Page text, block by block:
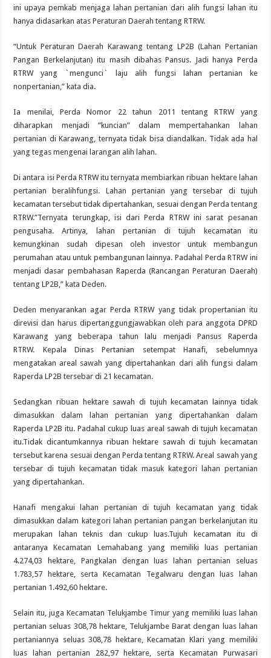
ini upaya pemkab menjaga lahan pertanian dari alih fungsi lahan itu
hanya didasarkan atas Peraturan Daerah tentang RTRW.
“Untuk Peraturan Daerah Karawang tentang LP2B (Lahan Pertanian
Pangan Berkelanjutan) itu masih dibahas Pansus. Jadi hanya Perda
RTRW yang `mengunci` laju alih fungsi lahan pertanian ke
nonpertanian,” kata dia.
Ia menilai, Perda Nomor 22 tahun 2011 tentang RTRW yang
diharapkan menjadi “kuncian” dalam mempertahankan lahan
pertanian di Karawang, ternyata tidak bisa diandalkan. Tidak ada hal
yang tegas mengenai larangan alih lahan.
Di antara isi Perda RTRW itu ternyata membiarkan ribuan hektare lahan
pertanian beralihfungsi. Lahan pertanian yang tersebar di tujuh
kecamatan tersebut tidak dipertahankan, sesuai dengan Perda tentang
RTRW.”Ternyata terungkap, isi dari Perda RTRW ini sarat pesanan
pengusaha. Artinya, lahan pertanian di tujuh kecamatan itu
kemungkinan sudah dipesan oleh investor untuk membangun
perumahan atau untuk pembangunan lainnya. Padahal Perda RTRW ini
menjadi dasar pembahasan Raperda (Rancangan Peraturan Daerah)
tentang LP2B,” kata Deden.
Deden menyarankan agar Perda RTRW yang tidak propertanian itu
direvisi dan harus dipertanggungjawabkan oleh para anggota DPRD
Karawang yang beberapa tahun lalu menjadi Pansus Raperda
RTRW. Kepala Dinas Pertanian setempat Hanafi, sebelumnya
mengatakan areal sawah yang dipertahankan dari alih fungsi dalam
Raperda LP2B tersebar di 21 kecamatan.
Sedangkan ribuan hektare sawah di tujuh kecamatan lainnya tidak
dimasukkan dalam lahan pertanian yang dipertahankan dalam
Raperda LP2B itu. Padahal cukup luas areal sawah di tujuh kecamatan
itu.Tidak dicantumkannya ribuan hektare sawah di tujuh kecamatan
tersebut karena sesuai dengan Perda tentang RTRW. Areal sawah yang
tersebar di tujuh kecamatan tidak masuk kategori lahan pertanian
yang dipertahankan.
Hanafi mengakui lahan pertanian di tujuh kecamatan yang tidak
dimasukkan dalam kategori lahan pertanian pangan berkelanjutan itu
merupakan lahan teknis dan cukup luas.Tujuh kecamatan itu di
antaranya Kecamatan Lemahabang yang memiliki luas pertanian
4.274,03 hektare, Pangkalan dengan luas lahan pertanian seluas
1.783,57 hektare, serta Kecamatan Tegalwaru dengan luas lahan
pertanian 1.492,60 hektare.
Selain itu, juga Kecamatan Telukjambe Timur yang memiliki luas lahan
pertanian seluas 308,78 hektare, Telukjambe Barat dengan luas lahan
pertaniannya seluas 308,78 hektare, Kecamatan Klari yang memiliki
luas lahan pertanian 282,97 hektare, serta Kecamatan Purwasari